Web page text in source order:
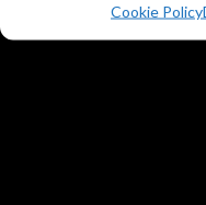
Cookie Policy